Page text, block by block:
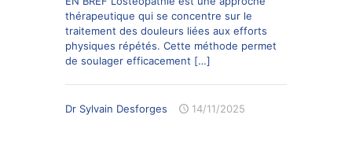
thérapeutique qui se concentre sur le
traitement des douleurs liées aux efforts
physiques répétés. Cette méthode permet
de soulager efficacement […]
Dr Sylvain Desforges 14/11/2025